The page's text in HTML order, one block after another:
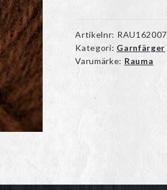
Artikelnr: RAU162007
Kategori: Garnfärger
Varumärke: Rauma